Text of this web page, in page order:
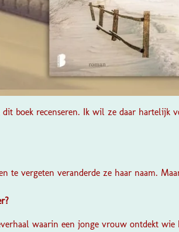
boek recenseren. Ik wil ze daar hartelijk
te vergeten veranderde ze haar naam.
waarin een jonge vrouw ontdekt